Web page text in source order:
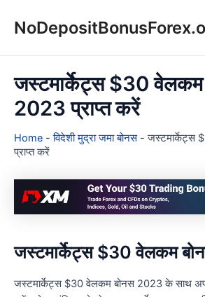
जस्टमार्केट्स $30 वेलकम
2023 प्राप्त करें
Home -विदेशी मुद्रा जमा बोनस-जस्टमार्केट्स
प्राप्त करें
जस्टमार्केट्स $30 वेलकम
जस्टमार्केट्स $30 वेलकम बोनस 2023 के साथ